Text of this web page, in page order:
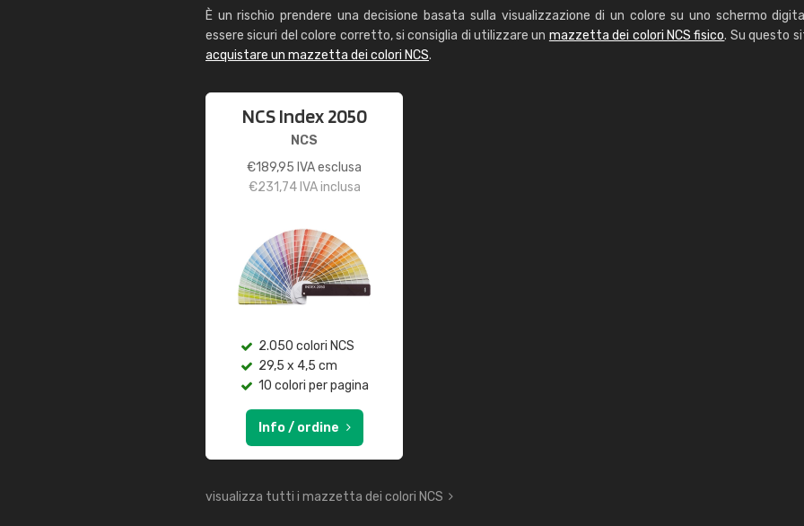
È un rischio prendere una decisione basata sulla visualizzazione di un colore su uno schermo
essere sicuri del colore corretto, si consiglia di utilizzare un mazzetta dei colori NCS fisico. Su questo
acquistare un mazzetta dei colori NCS.
NCS Index 2050
NCS
€189,95 IVA esclusa
€231,74IVA inclusa
2.050 colori NCS
29,5 x 4,5 cm
10 colori per pagina
Info / ordine
visualizza tutti i mazzetta dei colori NCS